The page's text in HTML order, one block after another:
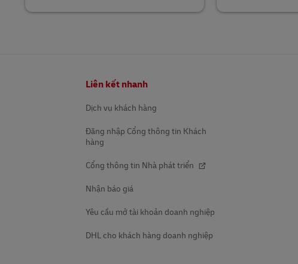
Liên kết nhanh
Dịch vụ khách hàng
Đăng nhập Cổng thông tin Khách
hàng
Cổng thông tin Nhà phát triển
Nhận báo giá
Yêu cầu mở tài khoản doanh nghiệp
DHL cho khách hàng doanh nghiệp